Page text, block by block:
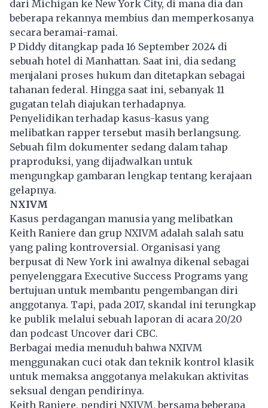
dari Michigan ke New York City, di mana dia dan
beberapa rekannya membius dan memperkosanya
secara beramai-ramai.
P Diddy ditangkap pada 16 September 2024 di
sebuah hotel di Manhattan. Saat ini, dia sedang
menjalani proses hukum dan ditetapkan sebagai
tahanan federal. Hingga saat ini, sebanyak 11
gugatan telah diajukan terhadapnya.
Penyelidikan terhadap kasus-kasus yang
melibatkan rapper tersebut masih berlangsung.
Sebuah film dokumenter sedang dalam tahap
praproduksi, yang dijadwalkan untuk
mengungkap gambaran lengkap tentang kerajaan
gelapnya.
NXIVM
Kasus perdagangan manusiayang melibatkan
Keith Raniere dan grup NXIVM adalah salah satu
yang paling kontroversial. Organisasi yang
berpusat di New York ini awalnya dikenal sebagai
penyelenggara Executive Success Programs yang
bertujuan untuk membantu pengembangan diri
anggotanya. Tapi, pada 2017, skandal ini terungkap
ke publik melalui sebuah laporan di acara 20/20
dan podcast Uncover dari CBC.
Berbagai media menuduh bahwa NXIVM
menggunakan cuci otak dan teknik kontrol klasik
untuk memaksa anggotanya melakukan aktivitas
seksual dengan pendirinya.
Keith Raniere, pendiri NXIVM, bersama beberapa